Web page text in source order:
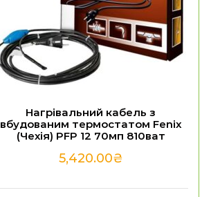
Нагрівальний кабель з
вбудованим термостатом Fenix
(Чехія) PFP 12 70мп 810ват
5,420.00₴